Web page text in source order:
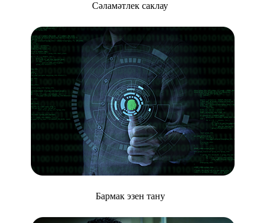
Сәламәтлек саклау
Бармак эзен тану